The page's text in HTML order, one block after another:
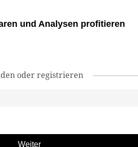
und Analysen profitieren
oder registrieren